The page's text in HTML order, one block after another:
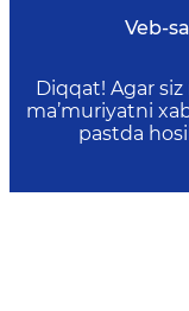
Veb-
Diqqat! Agar
ma’muriyatni
pastda